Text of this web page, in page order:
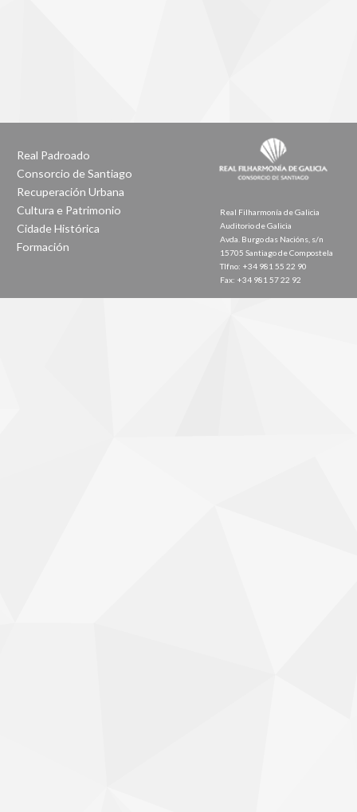
Real Padroado
Consorcio de Santiago
Recuperación Urbana
Cultura e Patrimonio
Cidade Histórica
Formación
Real Filharmonía de Galicia
Auditorio de Galicia
Avda. Burgo das Nacións, s/n
15705 Santiago de Compostela
Tlfno: +34 981 55 22 90
Fax: +34 981 57 22 92